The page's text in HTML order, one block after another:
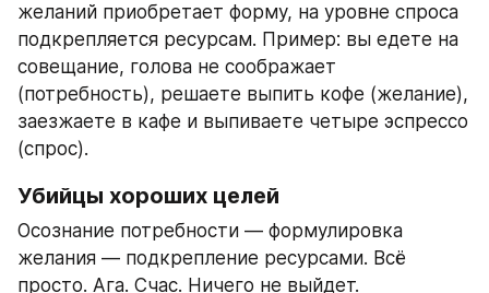
желаний приобретает форму, на уровне спроса
подкрепляется ресурсам. Пример: вы едете на
совещание, голова не соображает
(потребность), решаете выпить кофе (желание),
заезжаете в кафе и выпиваете четыре эспрессо
(спрос).
Убийцы хороших целей
Осознание потребности — формулировка
желания — подкрепление ресурсами. Всё
просто. Ага. Счас. Ничего не выйдет.